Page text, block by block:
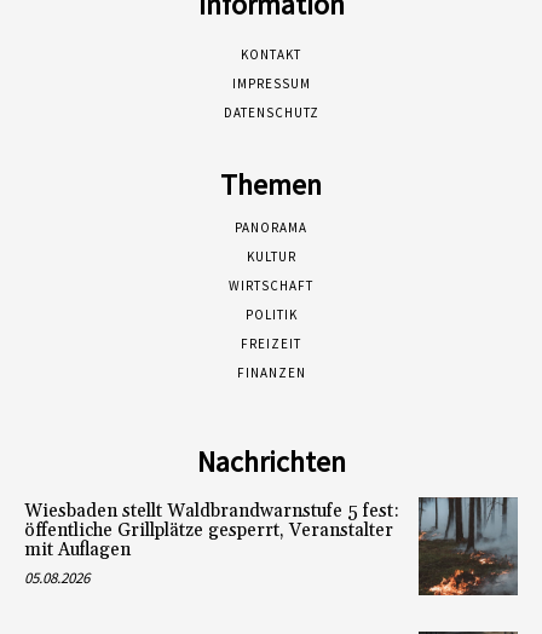
KONTAKT
IMPRESSUM
DATENSCHUTZ
Themen
PANORAMA
KULTUR
WIRTSCHAFT
POLITIK
FREIZEIT
FINANZEN
Nachrichten
Wiesbaden stellt Waldbrandwarnstufe 5 fest:
öffentliche Grillplätze gesperrt, Veranstalter
mit Auflagen
05.08.2026